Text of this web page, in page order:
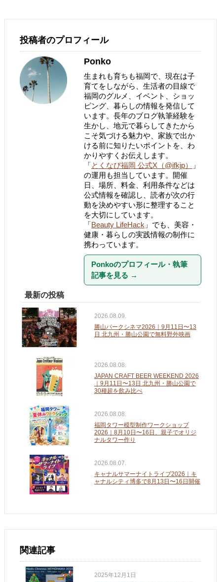
投稿者のプロフィール
Ponko
生まれも育ちも福岡で、現在は子
育てをしながら、生活者の目線で
福岡のグルメ、イベント、ショッ
ピング、暮らしの情報を発信して
います。長年のブログ執筆経験を
生かし、地元で暮らしてきたから
こそ気づける魅力や、家族で出か
ける前に知りたいポイントを、わ
かりやすくお伝えします。
「とくなび福岡 公式X（@ifkjp）
」
の運用も担当しています。開催
日、場所、料金、利用条件などは
公式情報を確認し、読者が次の行
動を決めやすい形に整理すること
を大切にしています。
「Beauty LifeHack 」でも、美容・
健康・暮らしの実践情報の制作に
携わっています。
Ponkoのプロフィール・執筆
記事を見る →
最新の投稿
2026.08.09.
勝山パークシネマ2026｜9月11日〜13
日 北九州・勝山公園で無料野外映画
2026.08.08.
JAPAN CRAFT BEER WEEKEND 2026
｜9月11日〜13日 北九州・勝山公園で
30種超を飲み比べ
2026.08.08.
福岡タワー模型制作ワークショップ
2026｜8月10日〜16日、親子でオリジ
ナルタワー作り
2026.08.07.
キャナルサマーナイトライブ2026｜キ
ャナルシティ博多で8月13日〜16日開催
関連記事
2025年12月1日